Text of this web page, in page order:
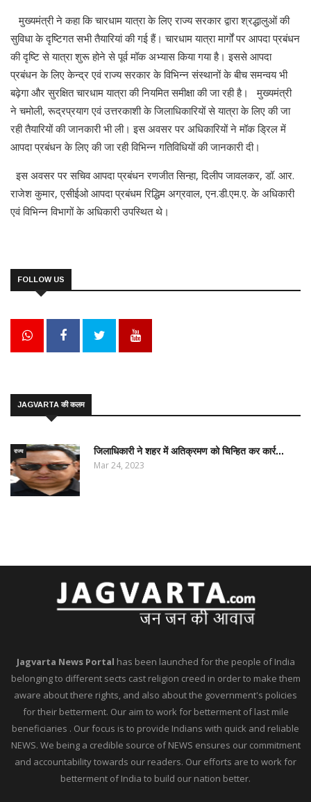
मुख्यमंत्री ने कहा कि चारधाम यात्रा के लिए राज्य सरकार द्वारा श्रद्धालुओं की
सुविधा के दृष्टिगत सभी तैयारियां की गई हैं। चारधाम यात्रा मार्गों पर आपदा प्रबंधन
की दृष्टि से यात्रा शुरू होने से पूर्व मॉक अभ्यास किया गया है। इससे आपदा
प्रबंधन के लिए केन्द्र एवं राज्य सरकार के विभिन्न संस्थानों के बीच समन्वय भी
बढ़ेगा और सुरक्षित चारधाम यात्रा की नियमित समीक्षा की जा रही है। मुख्यमंत्री
ने चमोली, रूद्रप्रयाग एवं उत्तरकाशी के जिलाधिकारियों से यात्रा के लिए की जा
रही तैयारियों की जानकारी भी ली। इस अवसर पर अधिकारियों ने मॉक ड्रिल में
आपदा प्रबंधन के लिए की जा रही विभिन्न गतिविधियों की जानकारी दी।
इस अवसर पर सचिव आपदा प्रबंधन रणजीत सिन्हा, दिलीप जावलकर, डॉ. आर.
राजेश कुमार, एसीईओ आपदा प्रबंधम रिद्धिम अग्रवाल, एन.डी.एम.ए. के अधिकारी
एवं विभिन्न विभागों के अधिकारी उपस्थित थे।
FOLLOW US
JAGVARTA की कलम
राज्य जिलाधिकारी ने शहर में अतिक्रमण को चिन्हित कर कार्र...
Mar 24, 2023
Jagvarta News Portal has been launched for the people of India
belonging to different sects cast religion creed in order to make them
aware about there rights, and also about the government's policies
for their betterment. Our aim to work for betterment of last mile
beneficiaries . Our focus is to provide Indians with quick and reliable
NEWS. We being a credible source of NEWS ensures our commitment
and accountability towards our readers. Our efforts are to work for
betterment of India to build our nation better.